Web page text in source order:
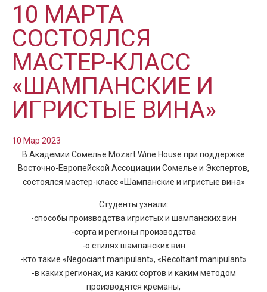
10 МАРТА
СОСТОЯЛСЯ
МАСТЕР-КЛАСС
«ШАМПАНСКИЕ И
ИГРИСТЫЕ ВИНА»
10 Мар 2023
В Академии Сомелье Mozart Wine House при поддержке
Восточно-Европейской Ассоциации Сомелье и Экспертов,
состоялся мастер-класс «Шампанские и игристые вина»
Студенты узнали:
-способы производства игристых и шампанских вин
-сорта и регионы производства
-о стилях шампанских вин
-кто такие «Negociant manipulant», «Recoltant manipulant»
-в каких регионах, из каких сортов и каким методом
производятся креманы,